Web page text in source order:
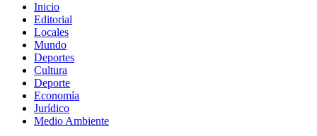
Inicio
Editorial
Locales
Mundo
Deportes
Cultura
Deporte
Economía
Jurídico
Medio Ambiente